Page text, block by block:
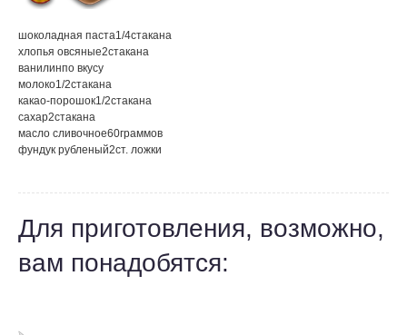
шоколадная паста1/4стакана
хлопья овсяные2стакана
ванилинпо вкусу
молоко1/2стакана
какао-порошок1/2стакана
сахар2стакана
масло сливочное60граммов
фундук рубленый2ст. ложки
Для приготовления, возможно,
вам понадобятся: